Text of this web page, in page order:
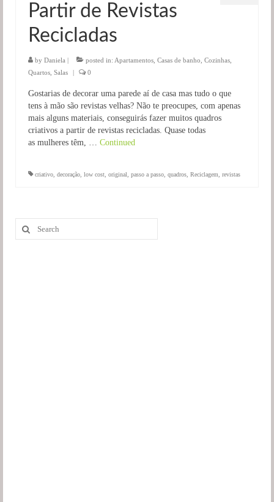
Salas
Jardim
Partir de Revistas
Recicladas
by Daniela | posted in: Apartamentos Casas de banho Cozinhas
Quartos Salas | 0
Gostarias de decorar uma parede aí de casa mas tudo o que
tens à mão são revistas velhas? Não te preocupes, com apenas
mais alguns materiais, conseguirás fazer muitos quadros
criativos a partir de revistas recicladas. Quase todas
as mulheres têm, … Continued
criativo decoração low cost original passo a passo quadros Reciclagem revistas
Search
for: